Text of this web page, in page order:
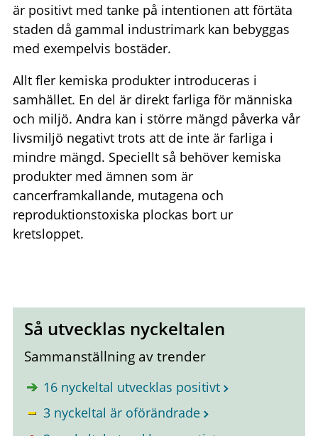
är positivt med tanke på intentionen att förtäta
staden då gammal industrimark kan bebyggas
med exempelvis bostäder.
Allt fler kemiska produkter introduceras i
samhället. En del är direkt farliga för människa
och miljö. Andra kan i större mängd påverka vår
livsmiljö negativt trots att de inte är farliga i
mindre mängd. Speciellt så behöver kemiska
produkter med ämnen som är
cancerframkallande, mutagena och
reproduktionstoxiska plockas bort ur
kretsloppet.
Så utvecklas nyckeltalen
Sammanställning av trender
16 nyckeltal utvecklas positivt
3 nyckeltal är oförändrade